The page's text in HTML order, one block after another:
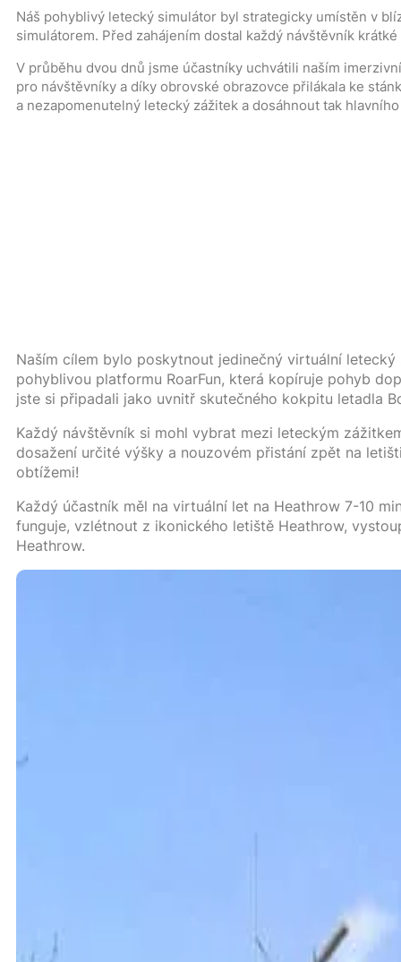
Náš pohyblivý letecký simulátor byl strategicky umístěn v
simulátorem. Před zahájením dostal každý návštěvník
V průběhu dvou dnů jsme účastníky uchvátili naším
pro návštěvníky a díky obrovské obrazovce přilákala ke
a nezapomenutelný letecký zážitek a dosáhnout tak
Naším cílem bylo poskytnout jedinečný virtuální
pohyblivou platformu RoarFun, která kopíruje pohyb
jste si připadali jako uvnitř skutečného kokpitu letadla
Každý návštěvník si mohl vybrat mezi leteckým
dosažení určité výšky a nouzovém přistání zpět na
obtížemi!
Každý účastník měl na virtuální let na Heathrow 7-10
funguje, vzlétnout z ikonického letiště Heathrow,
Heathrow.